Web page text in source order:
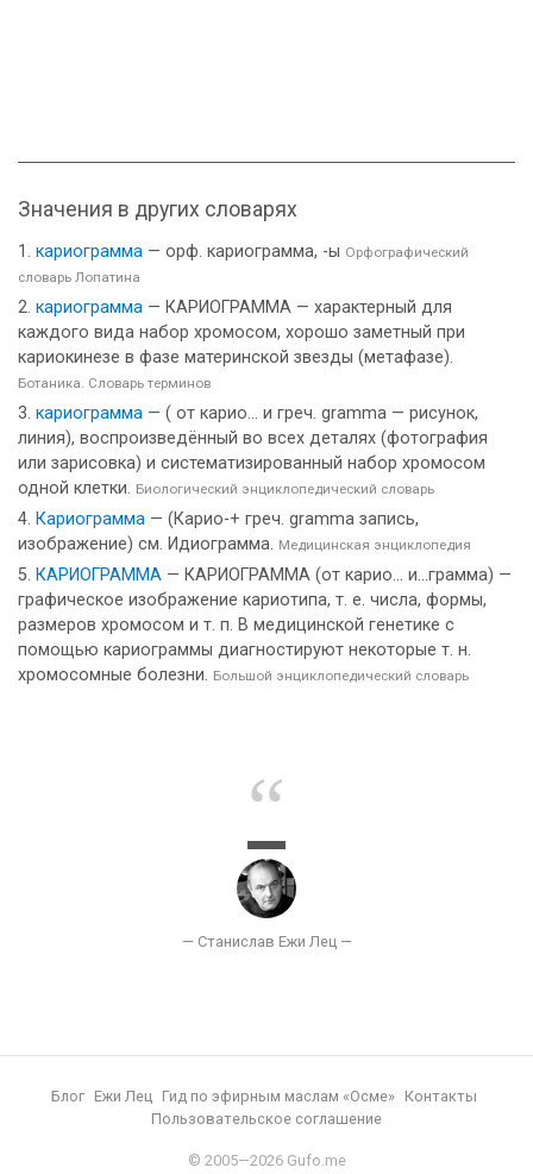
Значения в других словарях
кариограмма — орф. кариограмма, -ы Орфографический
словарь Лопатина
кариограмма — КАРИОГРАММА — характерный для
каждого вида набор хромосом, хорошо заметный при
кариокинезе в фазе материнской звезды (метафазе).
Ботаника. Словарь терминов
кариограмма — ( от карио... и греч. gramma — рисунок,
линия), воспроизведённый во всех деталях (фотография
или зарисовка) и систематизированный набор хромосом
одной клетки. Биологический энциклопедический словарь
Кариограмма — (Карио-+ греч. gramma запись,
изображение) см. Идиограмма. Медицинская энциклопедия
КАРИОГРАММА — КАРИОГРАММА (от карио... и...грамма) —
графическое изображение кариотипа, т. е. числа, формы,
размеров хромосом и т. п. В медицинской генетике с
помощью кариограммы диагностируют некоторые т. н.
хромосомные болезни. Большой энциклопедический словарь
Блог Ежи Лец Гид по эфирным маслам «Осме»
Контакты
Пользовательское соглашение
© 2005—2026 Gufo.me